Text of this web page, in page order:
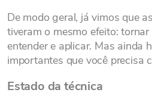
De modo geral, já vimos que
tiveram o mesmo efeito:
entender e aplicar. Mas ainda
importantes que você precisa
Estado da técnica